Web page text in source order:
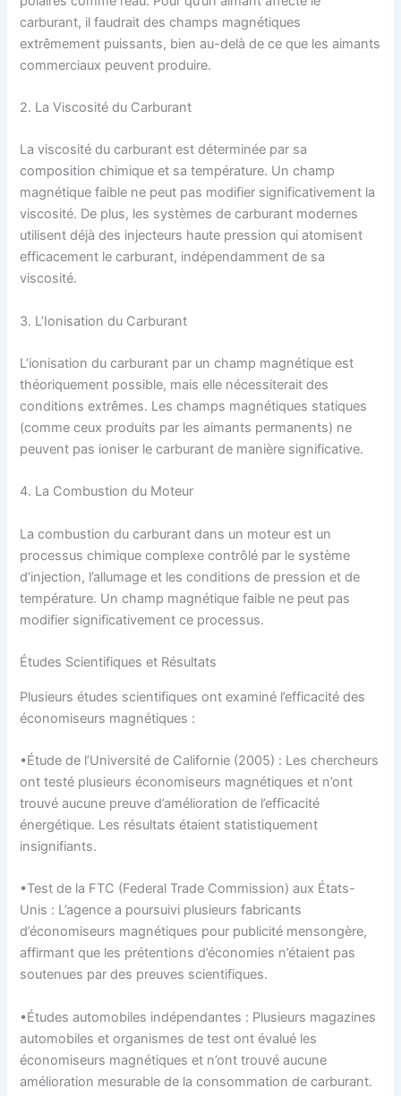
carburant, il faudrait des champs magnétiques
extrêmement puissants, bien au-delà de ce que les aimants
commerciaux peuvent produire.
2. La Viscosité du Carburant
La viscosité du carburant est déterminée par sa
composition chimique et sa température. Un champ
magnétique faible ne peut pas modifier significativement la
viscosité. De plus, les systèmes de carburant modernes
utilisent déjà des injecteurs haute pression qui atomisent
efficacement le carburant, indépendamment de sa
viscosité.
3. L’Ionisation du Carburant
L’ionisation du carburant par un champ magnétique est
théoriquement possible, mais elle nécessiterait des
conditions extrêmes. Les champs magnétiques statiques
(comme ceux produits par les aimants permanents) ne
peuvent pas ioniser le carburant de manière significative.
4. La Combustion du Moteur
La combustion du carburant dans un moteur est un
processus chimique complexe contrôlé par le système
d’injection, l’allumage et les conditions de pression et de
température. Un champ magnétique faible ne peut pas
modifier significativement ce processus.
Études Scientifiques et Résultats
Plusieurs études scientifiques ont examiné l’efficacité des
économiseurs magnétiques :
•Étude de l’Université de Californie (2005) : Les chercheurs
ont testé plusieurs économiseurs magnétiques et n’ont
trouvé aucune preuve d’amélioration de l’efficacité
énergétique. Les résultats étaient statistiquement
insignifiants.
•Test de la FTC (Federal Trade Commission) aux États-
Unis : L’agence a poursuivi plusieurs fabricants
d’économiseurs magnétiques pour publicité mensongère,
affirmant que les prétentions d’économies n’étaient pas
soutenues par des preuves scientifiques.
•Études automobiles indépendantes : Plusieurs magazines
automobiles et organismes de test ont évalué les
économiseurs magnétiques et n’ont trouvé aucune
amélioration mesurable de la consommation de carburant.